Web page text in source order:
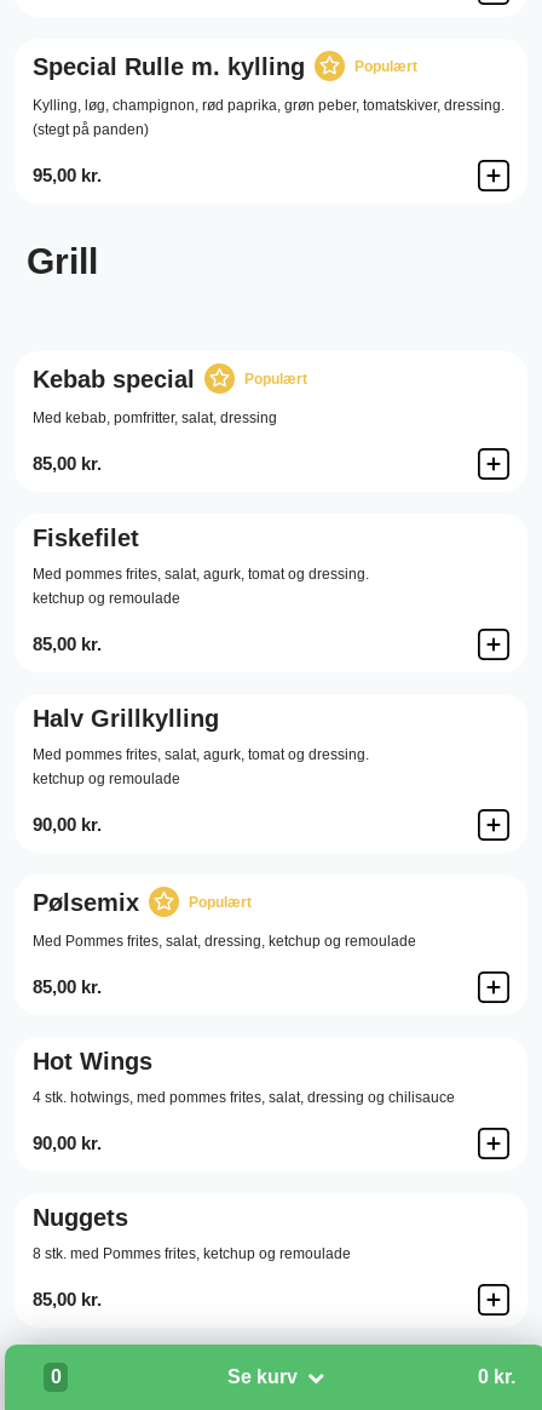
Special Rulle m. kylling Populært
Kylling, løg, champignon, rød paprika, grøn peber, tomatskiver, dressing.
(stegt på panden)
95,00 kr.
Grill
Kebab special Populært
Med kebab, pomfritter, salat, dressing
85,00 kr.
Fiskefilet
Med pommes frites, salat, agurk, tomat og dressing.
ketchup og remoulade
85,00 kr.
Halv Grillkylling
Med pommes frites, salat, agurk, tomat og dressing.
ketchup og remoulade
90,00 kr.
Pølsemix Populært
Med Pommes frites, salat, dressing, ketchup og remoulade
85,00 kr.
Hot Wings
4 stk. hotwings, med pommes frites, salat, dressing og chilisauce
90,00 kr.
Nuggets
8 stk. med Pommes frites, ketchup og remoulade
85,00 kr.
Pommes frites
0 Se kurv 0 kr.